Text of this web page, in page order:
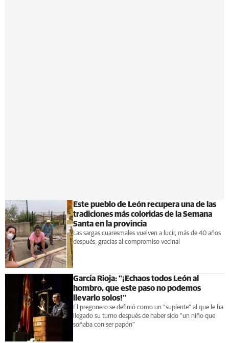
Este pueblo de León recupera una de las
tradiciones más coloridas de la Semana
Santa en la provincia
Las sargas cuaresmales vuelven a lucir, más de 40 años
después, gracias al compromiso vecinal
García Rioja: "¡Echaos todos León al
hombro, que este paso no podemos
llevarlo solos!"
El pregonero se definió como un "suplente" al que le ha
llegado su turno después de haber sido "un niño que
soñaba con ser papón"